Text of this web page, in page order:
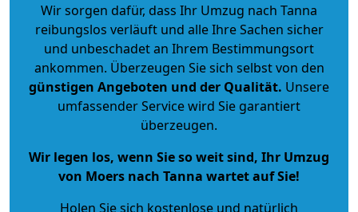
Wir sorgen dafür, dass Ihr Umzug nach Tanna
reibungslos verläuft und alle Ihre Sachen sicher
und unbeschadet an Ihrem Bestimmungsort
ankommen. Überzeugen Sie sich selbst von den
günstigen Angeboten und der Qualität. Unsere
umfassender Service wird Sie garantiert
überzeugen.
Wir legen los, wenn Sie so weit sind, Ihr Umzug
von Moers nach Tanna wartet auf Sie!
Holen Sie sich kostenlose und natürlich